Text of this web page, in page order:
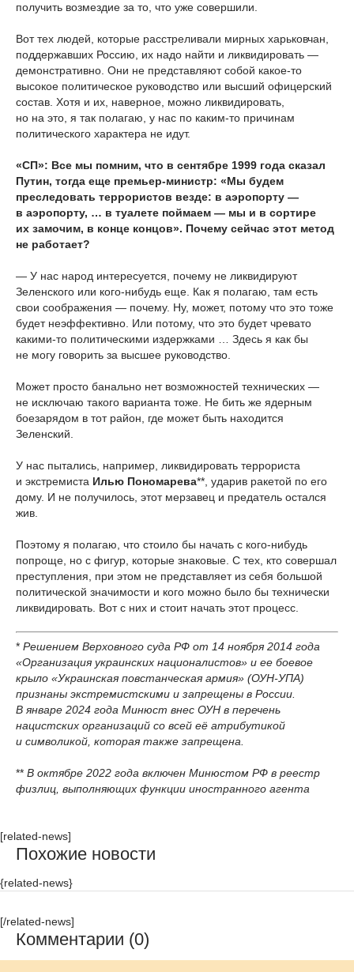
получить возмездие за то, что уже совершили.
Вот тех людей, которые расстреливали мирных харьковчан,
поддержавших Россию, их надо найти и ликвидировать —
демонстративно. Они не представляют собой какое-то
высокое политическое руководство или высший офицерский
состав. Хотя и их, наверное, можно ликвидировать,
но на это, я так полагаю, у нас по каким-то причинам
политического характера не идут.
«СП»: Все мы помним, что в сентябре 1999 года сказал
Путин, тогда еще премьер-министр: «Мы будем
преследовать террористов везде: в аэропорту —
в аэропорту, … в туалете поймаем — мы и в сортире
их замочим, в конце концов». Почему сейчас этот метод
не работает?
— У нас народ интересуется, почему не ликвидируют
Зеленского или кого-нибудь еще. Как я полагаю, там есть
свои соображения — почему. Ну, может, потому что это тоже
будет неэффективно. Или потому, что это будет чревато
какими-то политическими издержками … Здесь я как бы
не могу говорить за высшее руководство.
Может просто банально нет возможностей технических —
не исключаю такого варианта тоже. Не бить же ядерным
боезарядом в тот район, где может быть находится
Зеленский.
У нас пытались, например, ликвидировать террориста
и экстремиста Илью Пономарева**, ударив ракетой по его
дому. И не получилось, этот мерзавец и предатель остался
жив.
Поэтому я полагаю, что стоило бы начать с кого-нибудь
попроще, но с фигур, которые знаковые. С тех, кто совершал
преступления, при этом не представляет из себя большой
политической значимости и кого можно было бы технически
ликвидировать. Вот с них и стоит начать этот процесс.
* Решением Верховного суда РФ от 14 ноября 2014 года
«Организация украинских националистов» и ее боевое
крыло «Украинская повстанческая армия» (ОУН-УПА)
признаны экстремистскими и запрещены в России.
В январе 2024 года Минюст внес ОУН в перечень
нацистских организаций со всей её атрибутикой
и символикой, которая также запрещена.
** В октябре 2022 года включен Минюстом РФ в реестр
физлиц, выполняющих функции иностранного агента
[related-news]
Похожие новости
{related-news}
[/related-news]
Комментарии (0)